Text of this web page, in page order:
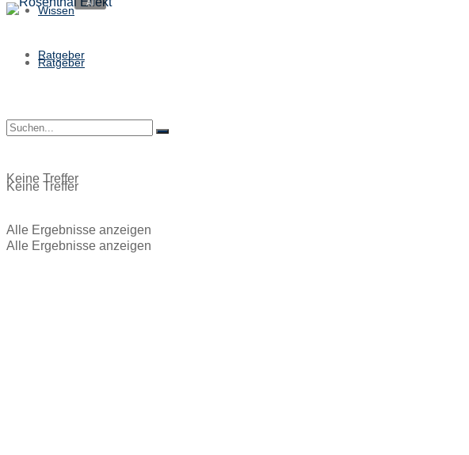
Ratgeber
Keine Treffer
Alle Ergebnisse anzeigen
Wissen
Ratgeber
Keine Treffer
Alle Ergebnisse anzeigen